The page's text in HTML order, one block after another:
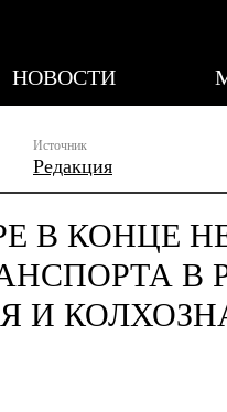
НОВОСТИ
Источник
Редакция
В КОНЦЕ
В
И